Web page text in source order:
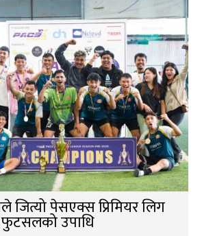
जित्यो पेसएक्स प्रिमियर लिग
फुटसलको उपाधि